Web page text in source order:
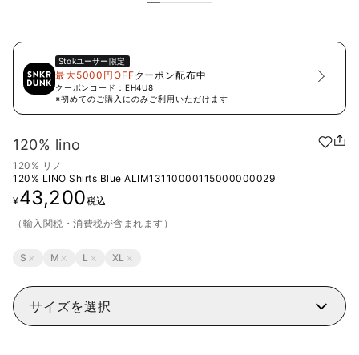
Stokユーザー限定
最大5000円OFFクーポン配布中
クーポンコード： EH4U8
※初めてのご購入にのみご利用いただけます
120% lino
120% リノ
120% LINO Shirts Blue ALIM13110000115000000029
¥43,200税込
（輸入関税・消費税が含まれます）
S M L XL
サイズを選択